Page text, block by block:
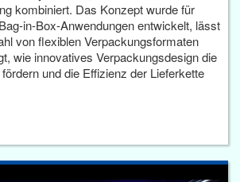
kombiniert. Das Konzept wurde für
in-Box-Anwendungen entwickelt, lässt
von flexiblen Verpackungsformaten
wie innovatives Verpackungsdesign die
und die Effizienz der Lieferkette